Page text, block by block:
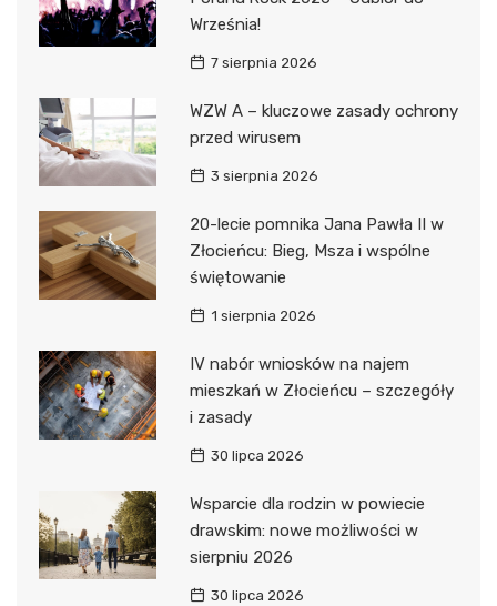
Września!
7 sierpnia 2026
WZW A – kluczowe zasady ochrony
przed wirusem
3 sierpnia 2026
20-lecie pomnika Jana Pawła II w
Złocieńcu: Bieg, Msza i wspólne
świętowanie
1 sierpnia 2026
IV nabór wniosków na najem
mieszkań w Złocieńcu – szczegóły
i zasady
30 lipca 2026
Wsparcie dla rodzin w powiecie
drawskim: nowe możliwości w
sierpniu 2026
30 lipca 2026